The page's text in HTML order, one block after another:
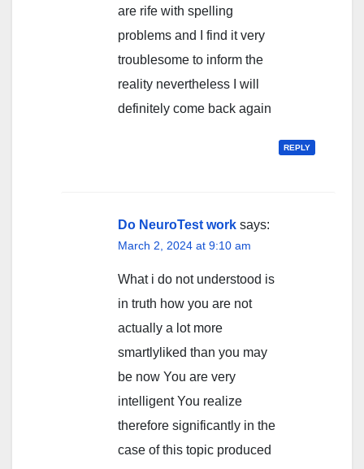
are rife with spelling
problems and I find it very
troublesome to inform the
reality nevertheless I will
definitely come back again
REPLY
Do NeuroTest work says:
March 2, 2024 at 9:10 am
What i do not understood is
in truth how you are not
actually a lot more
smartlyliked than you may
be now You are very
intelligent You realize
therefore significantly in the
case of this topic produced